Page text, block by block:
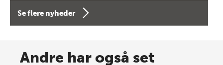
forfatterne bag vores nyes…
Spar op til 70% til sommer-
Se flere nyheder
Andre har også set